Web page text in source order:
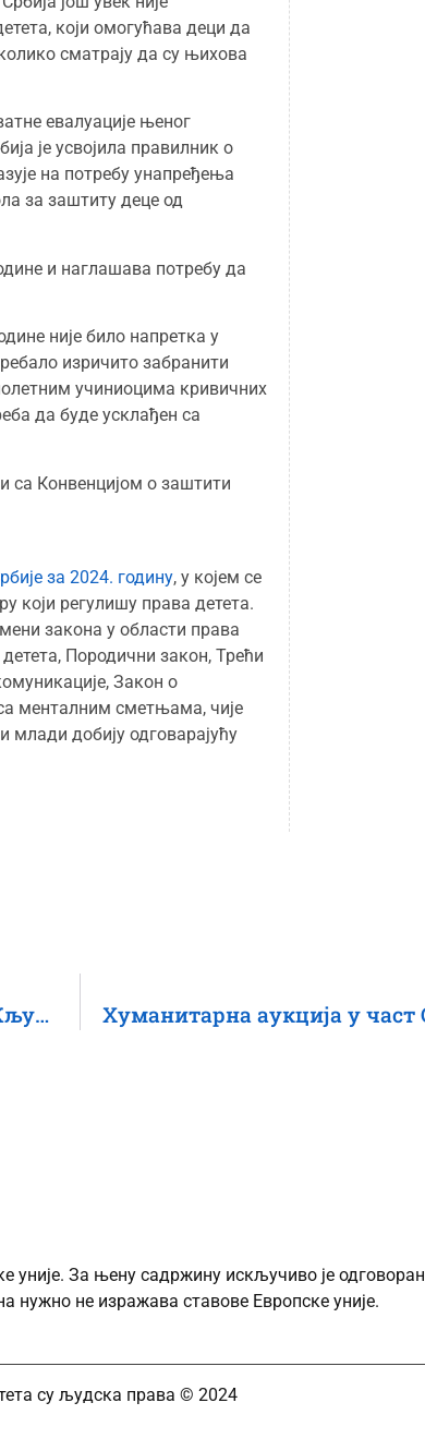
који омогућава деци да
сматрају да су њихова
евалуације њеног
је усвојила правилник о
на потребу унапређења
за заштиту деце од
и наглашава потребу да
није било напретка у
изричито забранити
учиниоцима кривичних
да буде усклађен са
са Конвенцијом о заштити
за 2024. годину, у којем се
који регулишу права детета.
закона у области права
Породични закон, Трећи
Закон о
менталним сметњама, чије
добију одговарајућу
Дијалог о менталном здрављу младих у Ужицу: Кључна улога превенције
За њену садржину искључиво је
нужно не изражава ставове Европске уније.
су људска права © 2024